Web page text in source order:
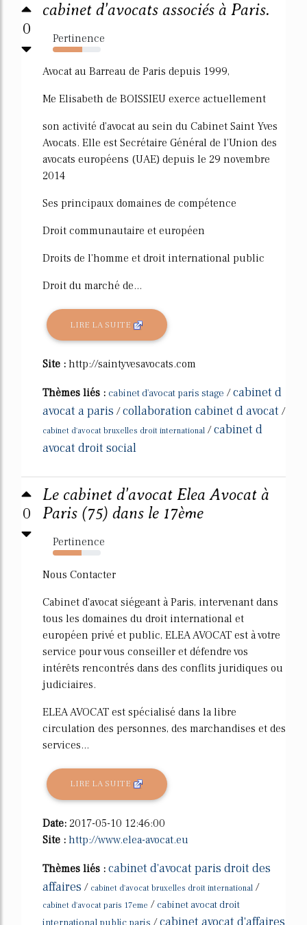
0
cabinet d'avocats associés à Paris.
Pertinence
61%
Avocat au Barreau de Paris depuis 1999,
Me Elisabeth de BOISSIEU exerce actuellement
son activité d'avocat au sein du Cabinet Saint Yves
Avocats. Elle est Secrétaire Général de l'Union des
avocats européens (UAE) depuis le 29 novembre
2014
Ses principaux domaines de compétence
Droit communautaire et européen
Droits de l'homme et droit international public
Droit du marché de...
LIRE LA SUITE
Site : http://saintyvesavocats.com
Thèmes liés : cabinet d'avocat paris stage /cabinet d
avocat a paris /collaboration cabinet d avocat /
cabinet d'avocat bruxelles droit international /cabinet d
avocat droit social
0
Le cabinet d'avocat Elea Avocat à
Paris (75) dans le 17ème
Pertinence
60%
Nous Contacter
Cabinet d'avocat siégeant à Paris, intervenant dans
tous les domaines du droit international et
européen privé et public, ELEA AVOCAT est à votre
service pour vous conseiller et défendre vos
intérêts rencontrés dans des conflits juridiques ou
judiciaires.
ELEA AVOCAT est spécialisé dans la libre
circulation des personnes, des marchandises et des
services...
LIRE LA SUITE
Date: 2017-05-10 12:46:00
Site : http://www.elea-avocat.eu
Thèmes liés : cabinet d'avocat paris droit des
affaires / cabinet d'avocat bruxelles droit international /
cabinet d'avocat paris 17eme / cabinet avocat droit
/cabinet avocat d'affaires